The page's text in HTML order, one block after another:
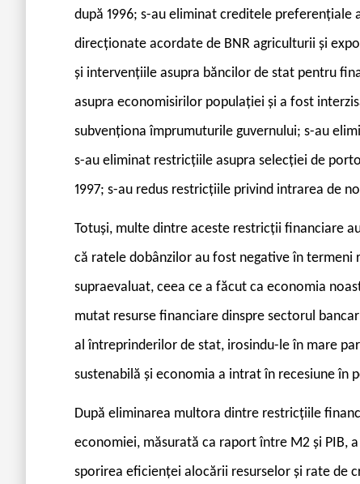
după 1996; s-au eliminat creditele
direcționate acordate de BNR agriculturii și
și intervențiile asupra băncilor de stat pentru
asupra economisirilor populației și a fost
subvenționa împrumuturile guvernului; s-au
s-au eliminat restricțiile asupra selecției de
1997; s-au redus restricțiile privind intrarea de
Totuși, multe dintre aceste restricții financiare
că ratele dobânzilor au fost negative în termeni
supraevaluat, ceea ce a făcut ca economia
mutat resurse financiare dinspre sectorul
al întreprinderilor de stat, irosindu-le în mare
sustenabilă și economia a intrat în recesiune în
După eliminarea multora dintre restricțiile
economiei, măsurată ca raport între M2 și PIB,
sporirea eficienței alocării resurselor și rate de